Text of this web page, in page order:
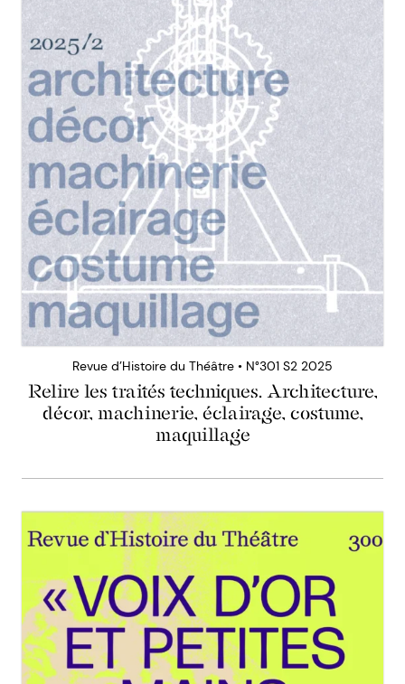
Revue d’Histoire du Théâtre • N°301 S2 2025
Relire les traités techniques. Architecture,
décor, machinerie, éclairage, costume,
maquillage